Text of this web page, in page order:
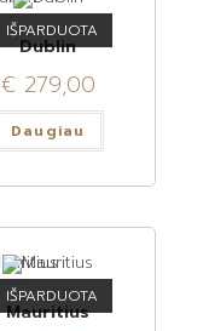
IŠPARDUOTA
Dublin
€279,00
Daugiau
IŠPARDUOTA
Mauritius